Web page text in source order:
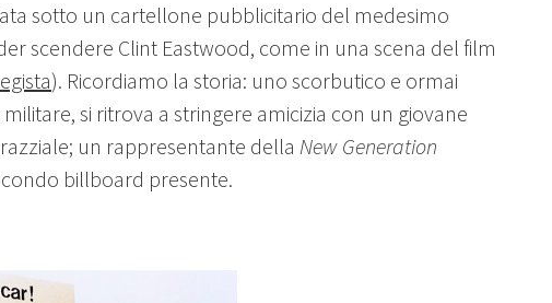
sotto un cartellone pubblicitario del medesimo
scendere Clint Eastwood, come in una scena del film
). Ricordiamo la storia: uno scorbutico e ormai
si ritrova a stringere amicizia con un giovane
un rappresentante della New Generation
billboard presente.